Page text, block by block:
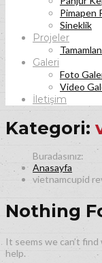
Pimapen
Sineklik
Projeler
Galeri
Foto
Video
İletişim
Kategori:
Anasayfa
vietnamcupid
Nothing
It seems we can’t
help.